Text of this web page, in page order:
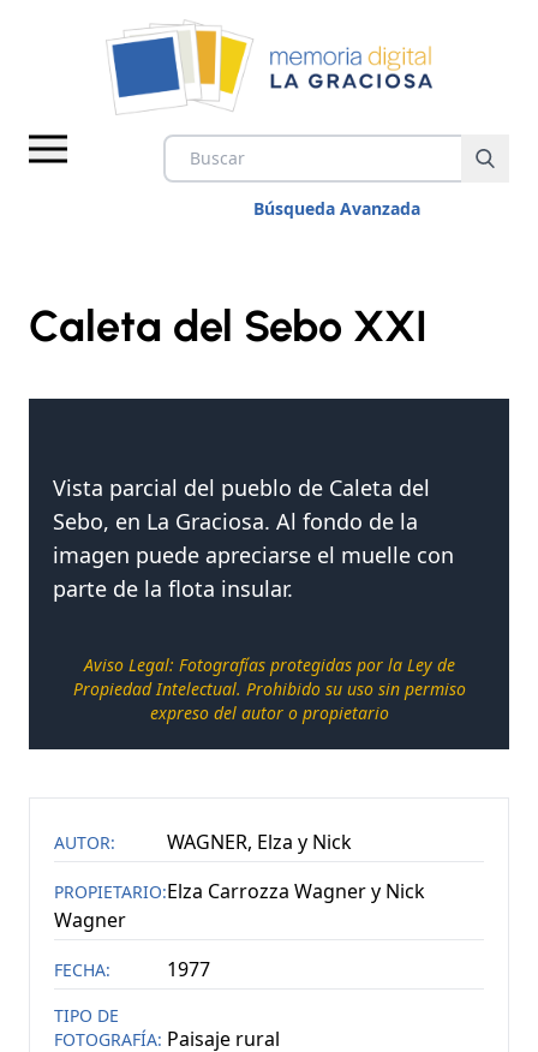
Búsqueda Avanzada
DOCUMENTOS
TEMAS
NO SE PUDO CARGAR CATEGORIAS
NOTICIAS
CONTACTAR
Caleta del Sebo XXI
Vista parcial del pueblo de Caleta del
Sebo, en La Graciosa. Al fondo de la
imagen puede apreciarse el muelle con
parte de la flota insular.
Aviso Legal: Fotografías protegidas por la Ley de
Propiedad Intelectual. Prohibido su uso sin permiso
expreso del autor o propietario
AUTOR: WAGNER, Elza y Nick
PROPIETARIO:Elza Carrozza Wagner y Nick
Wagner
FECHA: 1977
TIPO DE
FOTOGRAFÍA: Paisaje rural